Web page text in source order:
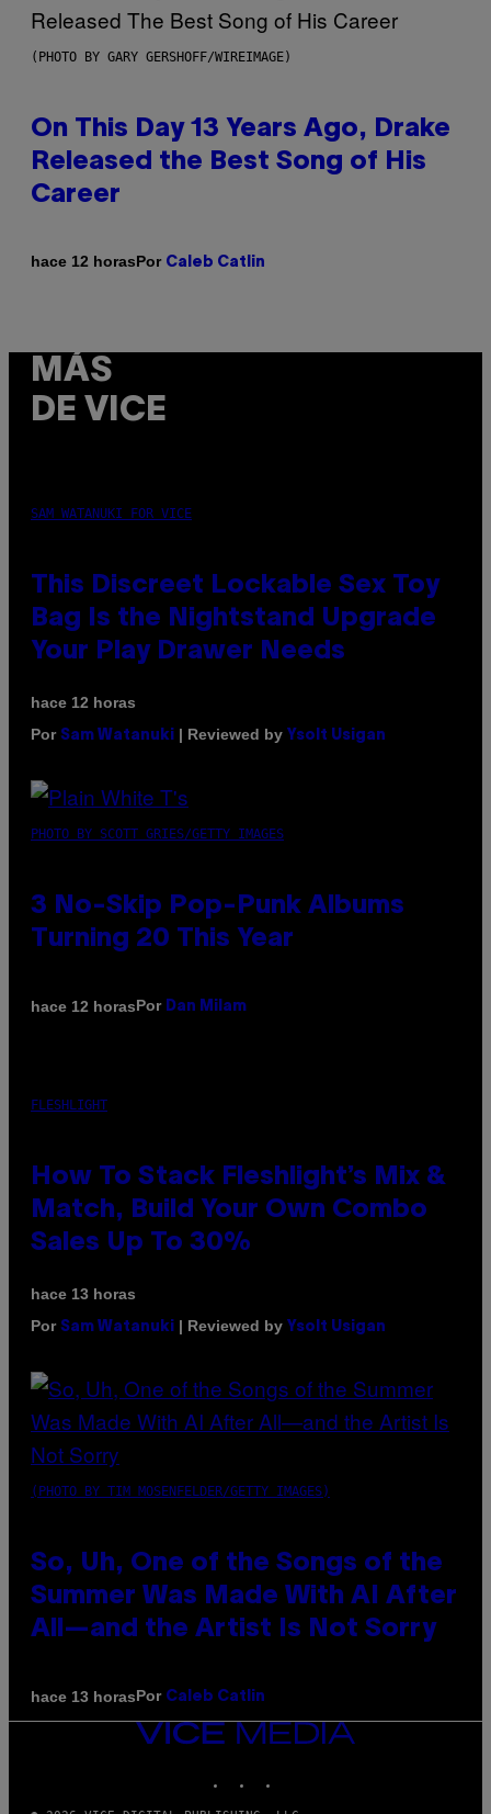
(PHOTO BY GARY GERSHOFF/WIREIMAGE)
On This Day 13 Years Ago, Drake
Released the Best Song of His
Career
hace 12 horasPor Caleb Catlin
MÁS
DE VICE
SAM WATANUKI FOR VICE
This Discreet Lockable Sex Toy
Bag Is the Nightstand Upgrade
Your Play Drawer Needs
hace 12 horas
Por Sam Watanuki | Reviewed by Ysolt Usigan
PHOTO BY SCOTT GRIES/GETTY IMAGES
3 No-Skip Pop-Punk Albums
Turning 20 This Year
hace 12 horasPor Dan Milam
FLESHLIGHT
How To Stack Fleshlight’s Mix &
Match, Build Your Own Combo
Sales Up To 30%
hace 13 horas
Por Sam Watanuki | Reviewed by Ysolt Usigan
(PHOTO BY TIM MOSENFELDER/GETTY IMAGES)
So, Uh, One of the Songs of the
Summer Was Made With AI After
All—and the Artist Is Not Sorry
hace 13 horasPor Caleb Catlin
VICE